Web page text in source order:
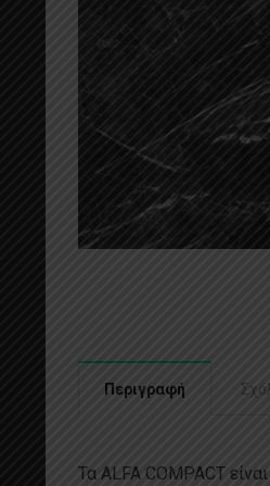
Περιγραφή
Τα ALFA COMPACT